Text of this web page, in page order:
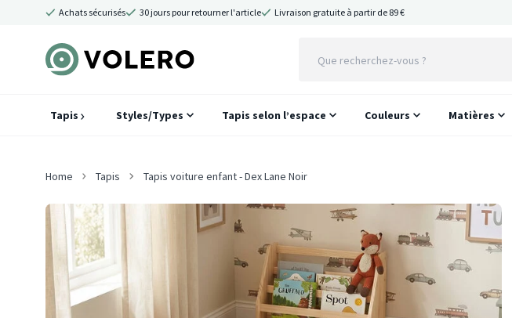
Achats sécurisés 30 jours pour retourner l'article Livraison gratuite à partir de 89 €
Tapis Styles/Types Tapis selon l’espace Couleurs Matières
Home Tapis Tapis voiture enfant - Dex Lane Noir